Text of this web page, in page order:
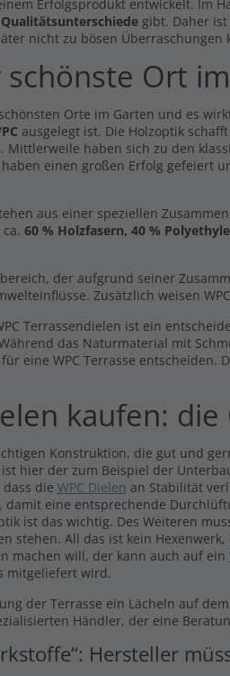
Erfolgsprodukt entwickelt. Im
gibt. Daher
nicht zu bösen Überraschungen
schönste Ort
Orte im Garten und es
ausgelegt ist. Die Holzoptik
haben sich zu den
einen großen Erfolg gefeiert
aus einer speziellen
60 % Holzfasern, 40 %
der aufgrund seiner
Zusätzlich weisen
Terrassendielen ist ein
das Naturmaterial mit
eine WPC Terrasse entscheiden.
kaufen:
Konstruktion, die gut und
hier der zum Beispiel der
die WPC Dielen an Stabilität
eine entsprechende
ist das wichtig. Des Weiteren
stehen. All das ist kein
machen will, der kann auch auf ein
mitgeliefert wird.
der Terrasse ein Lächeln auf
Händler, der eine
Hersteller
Handmuster Breitdiele
Premium XL dunkelgrau -
beidseitig-
Inkl. MwSt., zzgl.Versand